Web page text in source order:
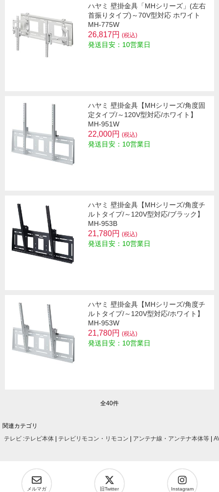
ハヤミ 壁掛金具「MHシリーズ」(左右
首振りタイプ)～70V型対応 ホワイト
MH-775W
26,817円 (税込)
発送目安：10営業日
ハヤミ 壁掛金具【MHシリーズ/角度固
定タイプ/～120V型対応/ホワイト】
MH-951W
22,000円 (税込)
発送目安：10営業日
ハヤミ 壁掛金具【MHシリーズ/角度チ
ルトタイプ/～120V型対応/ブラック】
MH-953B
21,780円 (税込)
発送目安：10営業日
ハヤミ 壁掛金具【MHシリーズ/角度チ
ルトタイプ/～120V型対応/ホワイト】
MH-953W
21,780円 (税込)
発送目安：10営業日
全40件
関連カテゴリ
テレビ :テレビ本体 テレビリモコン・リモコン アンテナ線・アンテナ本体等
メルマガ 旧Twitter Instagram